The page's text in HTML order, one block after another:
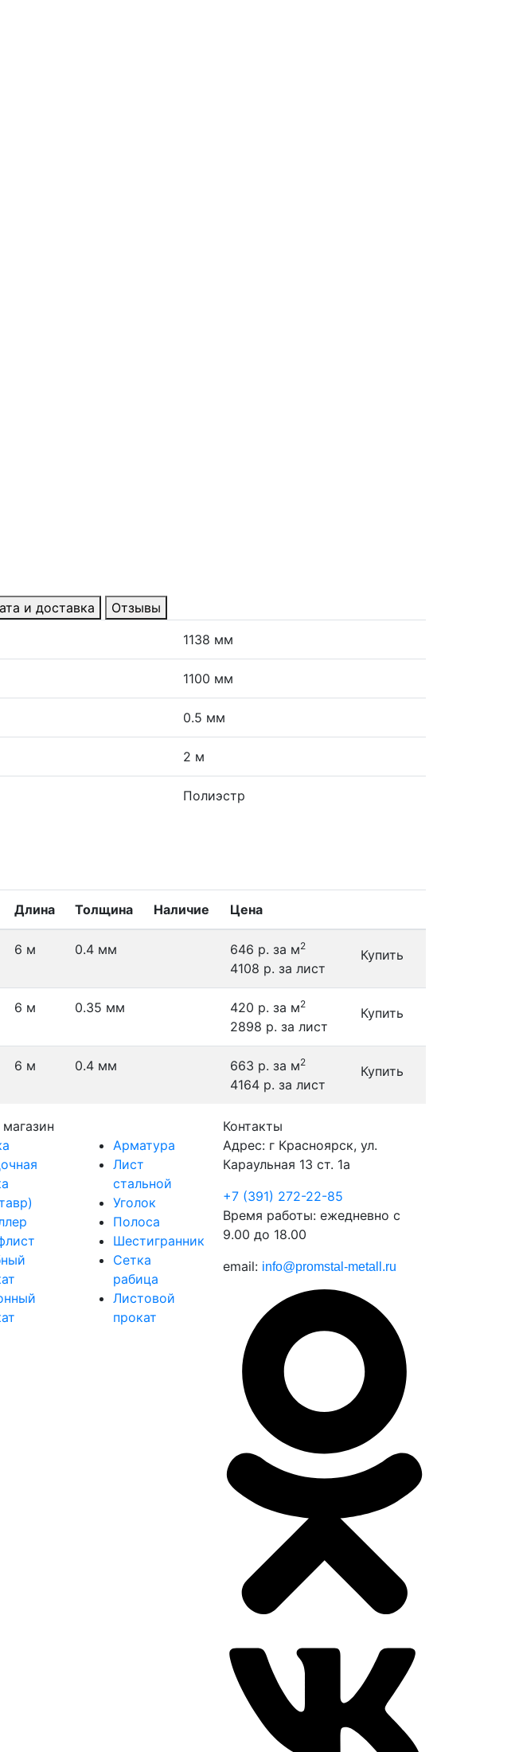
и доставка
Отзывы
1138 мм
1100 мм
0.5 мм
2 м
Полиэстр
Длина Толщина Наличие Цена
6 м 0.4 мм 646 р. за м2
4108 р. за лист
Купить
6 м 0.35 мм 420 р. за м2
2898 р. за лист
Купить
6 м 0.4 мм 663 р. за м2
4164 р. за лист
Купить
Арматура
Лист
стальной
Уголок
Полоса
Шестигранник
Сетка
рабица
Листовой
прокат
Контакты
Адрес: г Красноярск, ул.
Караульная 13 ст. 1а
+7 (391) 272-22-85
Время работы: ежедневно с
9.00 до 18.00
email: info@promstal-metall.ru